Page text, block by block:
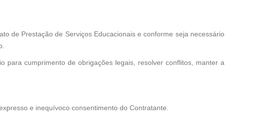
de Prestação de Serviços Educacionais e conforme seja necessário
para cumprimento de obrigações legais, resolver conflitos, manter a
e inequívoco consentimento do Contratante.